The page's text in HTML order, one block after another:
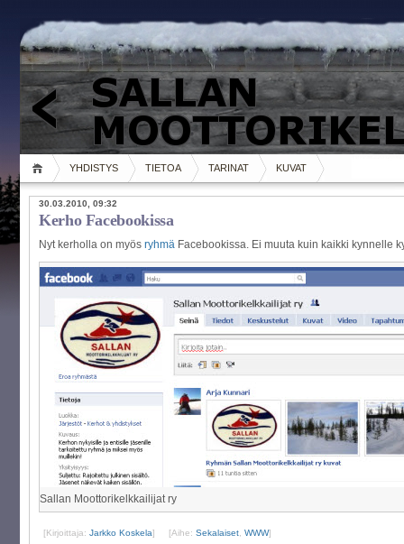
YHDISTYS TIETOA TARINAT KUVAT
30.03.2010, 09:32
Kerho Facebookissa
Nyt kerholla on myös ryhmä Facebookissa. Ei muuta kuin kaikki kynnelle
Sallan Moottorikelkkailijat ry
[Kirjoittaja: Jarkko Koskela] [Aihe: Sekalaiset WWW]